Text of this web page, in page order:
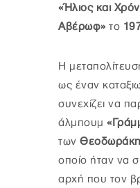
«Ήλιος και
Αβέρωφ» το
Η
ως έναν
συνεχίζει να
άλμπουμ
των Θεοδωράκη
οποίο ήταν να
αρχή που τον